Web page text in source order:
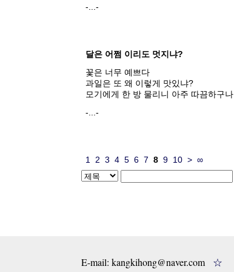
-...-
달은 어쩜 이리도 멋지냐?
꽃은 너무 예쁘다
과일은 또 왜 이렇게 맛있냐?
모기에게 한 방 물리니 아주 따끔하구나
-...-
1 2 3 4 5 6 7 8 9 10 > ∞
E-mail: kangkihong@naver.com ☆